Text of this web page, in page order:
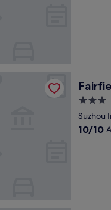
3.0-
Sterne-
Suzhou
10.0
10/10